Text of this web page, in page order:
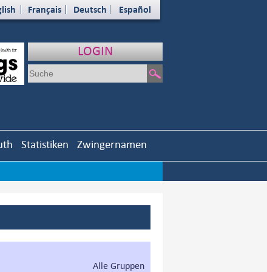
Français Deutsch Español
LOGIN
Statistiken Zwingernamen
Alle Gruppen